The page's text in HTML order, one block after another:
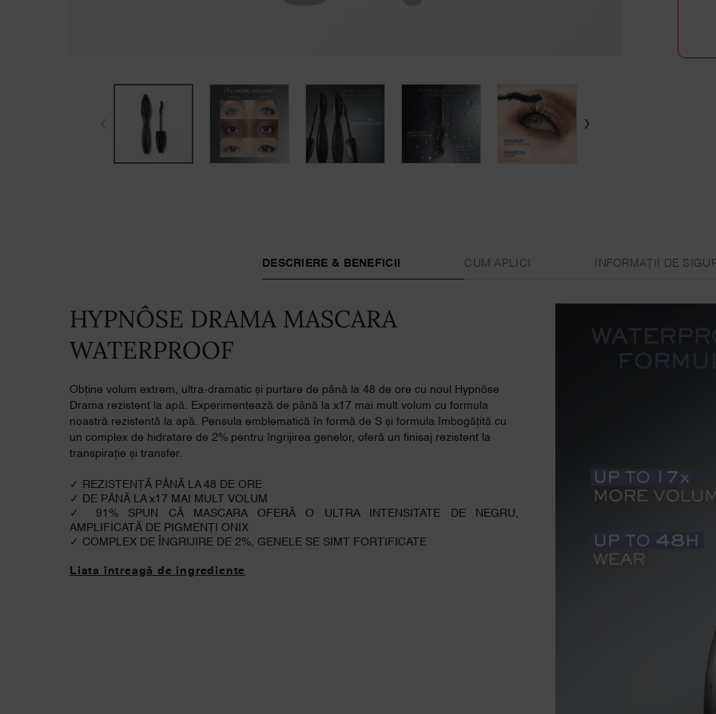
DESCRIERE & BENEFICII CUM APLICI INFORMAȚII DE
HYPNÔSE DRAMA MASCARA
WATERPROOF
Obține volum extrem, ultra-dramatic și purtare de până la 48 de ore cu noul Hypnôse
Drama rezistent la apă. Experimentează de până la x17 mai mult volum cu formula
noastră rezistentă la apă. Pensula emblematică în formă de S și formula îmbogățită cu
un complex de hidratare de 2% pentru îngrijirea genelor, oferă un finisaj rezistent la
transpirație și transfer.
✓ REZISTENȚĂ PÂNĂ LA 48 DE ORE
✓ DE PÂNĂ LA x17 MAI MULT VOLUM
✓ 91% SPUN CĂ MASCARA OFERĂ O ULTRA INTENSITATE DE NEGRU,
AMPLIFICATĂ DE PIGMENȚI ONIX
✓ COMPLEX DE ÎNGRIJIRE DE 2%, GENELE SE SIMT FORTIFICATE
Lista întreagă de ingrediente